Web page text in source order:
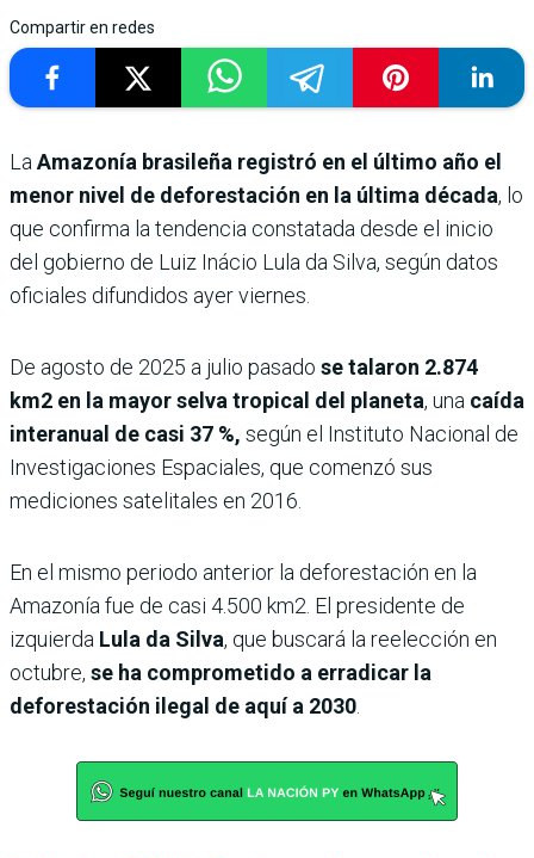
Compartir en redes
LaAmazonía brasileña registró en el último año el
menor nivel de deforestación en la última década, lo
que confirma la tendencia constatada desde el inicio
del gobierno de Luiz Inácio Lula da Silva, según datos
oficiales difundidos ayer viernes.
De agosto de 2025 a julio pasado se talaron 2.874
km2 en la mayor selva tropical del planeta, una caída
interanual de casi 37 %, según el Instituto Nacional de
Investigaciones Espaciales, que comenzó sus
mediciones satelitales en 2016.
En el mismo periodo anterior la deforestación en la
Amazonía fue de casi 4.500 km2. El presidente de
izquierda Lula da Silva, que buscará la reelección en
octubre, se ha comprometido a erradicar la
deforestación ilegal de aquí a 2030.